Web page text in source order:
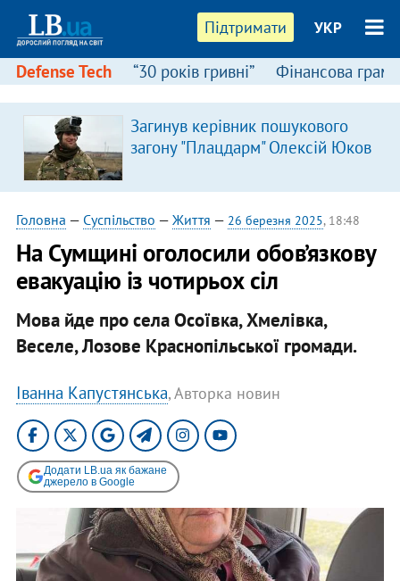
Підтримати УКР
Defense Tech “30 років гривні” Фінансова
Загинув керівник пошукового
загону "Плацдарм" Олексій Юков
Головна — Суспільство — Життя — 26 березня 2025, 18:48
На Сумщині оголосили обов’язкову
евакуацію із чотирьох сіл
Мова йде про села Осоївка, Хмелівка,
Веселе, Лозове Краснопільської громади.
Іванна Капустянська, Авторка новин
Додати LB.ua як бажане
джерело в Google